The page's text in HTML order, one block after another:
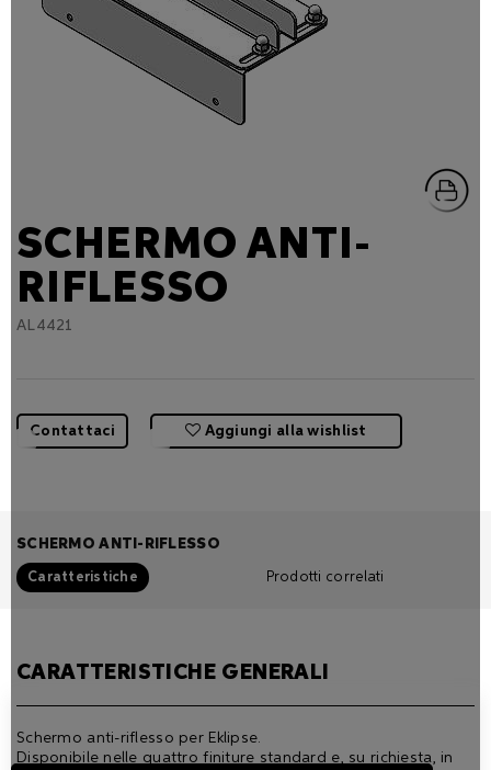
SCHERMO ANTI-
RIFLESSO
AL4421
Contattaci Aggiungi alla wishlist
SCHERMO ANTI-RIFLESSO
Caratteristiche Prodotti correlati
CARATTERISTICHE GENERALI
Schermo anti-riflesso per Eklipse.
Disponibile nelle quattro finiture standard e, su richiesta, in